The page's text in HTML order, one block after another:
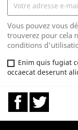
Vous pouvez vous
trouverez pour cela
conditions
Enim quis fugiat
occaecat deserunt
Facebook